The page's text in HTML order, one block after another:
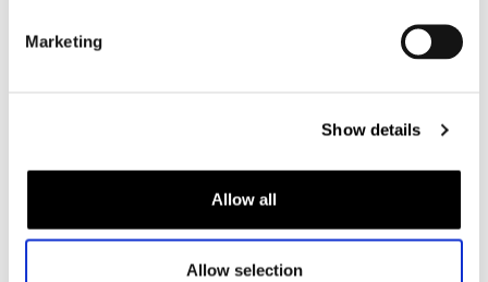
Marketing
Show details
Allow all
Allow selection
Motorhelm heren